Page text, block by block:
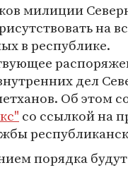
милиции
на
в республике.
дел
Об этом
со ссылкой на
порядка